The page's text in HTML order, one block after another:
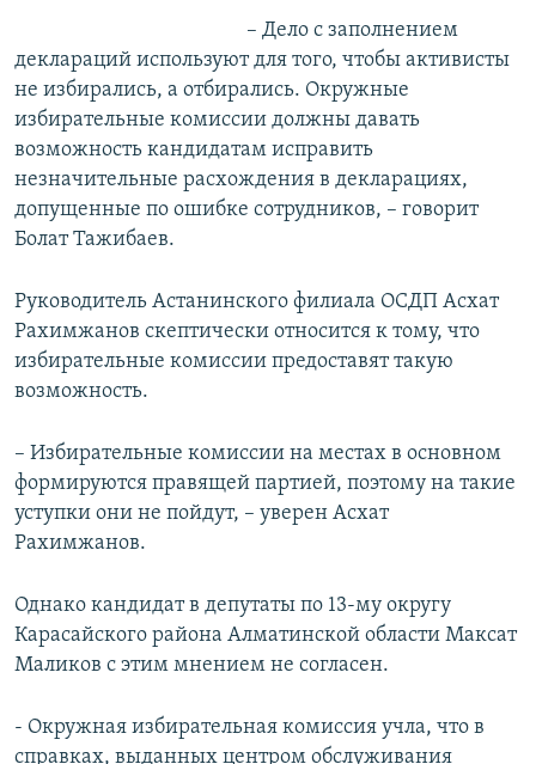
– Дело с заполнением
деклараций используют для того, чтобы активисты
не избирались, а отбирались. Окружные
избирательные комиссии должны давать
возможность кандидатам исправить
незначительные расхождения в декларациях,
допущенные по ошибке сотрудников, – говорит
Болат Тажибаев.
Руководитель Астанинского филиала ОСДП Асхат
Рахимжанов скептически относится к тому, что
избирательные комиссии предоставят такую
возможность.
– Избирательные комиссии на местах в основном
формируются правящей партией, поэтому на такие
уступки они не пойдут, – уверен Асхат
Рахимжанов.
Однако кандидат в депутаты по 13-му округу
Карасайского района Алматинской области Максат
Маликов с этим мнением не согласен.
- Окружная избирательная комиссия учла, что в
справках, выданных центром обслуживания